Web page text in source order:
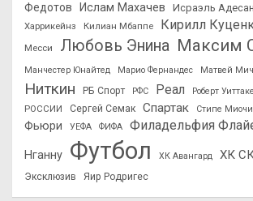
Федотов
Ислам Махачев Исраэль
Харрикейнз
Килиан Мбаппе Кирилл
Месси
Любовь Энина Максим
Манчестер Юнайтед Марио Фернандес Матвей
Ниткин
РБ Спорт РФС Реал Роберт
РОССИИ
Сергей Семак Спартак Стипе
Фьюри
УЕФА ФИФА Филадельфия
Нганну Футбол ХК Авангард ХК
Эксклюзив Яир Родригес